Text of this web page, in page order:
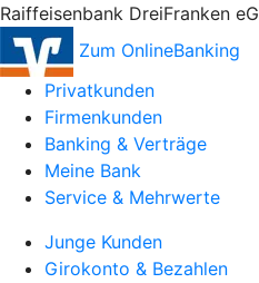
Raiffeisenbank DreiFranken eG
Zum OnlineBanking
Privatkunden
Firmenkunden
Banking & Verträge
Meine Bank
Service & Mehrwerte
Junge Kunden
Girokonto & Bezahlen